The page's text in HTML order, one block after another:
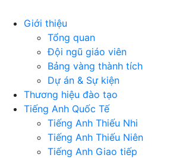
Giới thiệu
Tổng quan
Đội ngũ giáo viên
Bảng vàng thành tích
Dự án & Sự kiện
Thương hiệu đào tạo
Tiếng Anh Quốc Tế
Tiếng Anh Thiếu Nhi
Tiếng Anh Thiếu Niên
Tiếng Anh Giao tiếp